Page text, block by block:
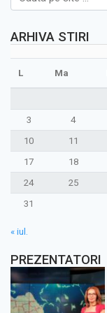
ARHIVA STIRI
L Ma
3
4
10
11
17
18
24
25
31
« iul.
PREZENTATORI